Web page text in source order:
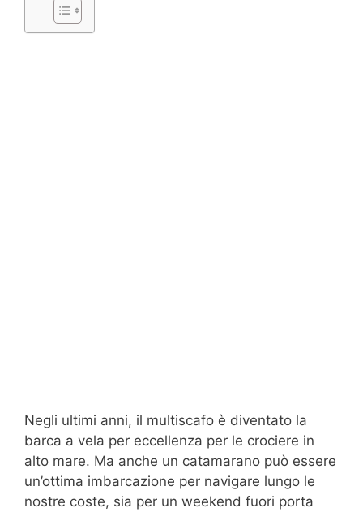
Negli ultimi anni, il multiscafo è diventato la
barca a vela per eccellenza per le crociere in
alto mare. Ma anche un catamarano può essere
un’ottima imbarcazione per navigare lungo le
nostre coste, sia per un weekend fuori porta